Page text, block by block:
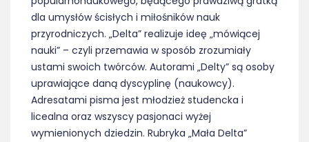
dla umysłów ścisłych i miłośników nauk
przyrodniczych. „Delta” realizuje ideę „mówiącej
nauki” – czyli przemawia w sposób zrozumiały
ustami swoich twórców. Autorami „Delty” są osoby
uprawiające daną dyscyplinę (naukowcy).
Adresatami pisma jest młodzież studencka i
licealna oraz wszyscy pasjonaci wyżej
wymienionych dziedzin. Rubryka „Mała Delta”